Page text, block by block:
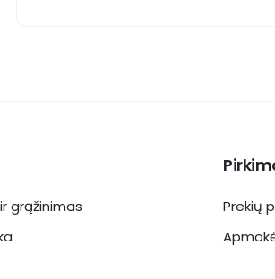
grąžinimas
Prekių